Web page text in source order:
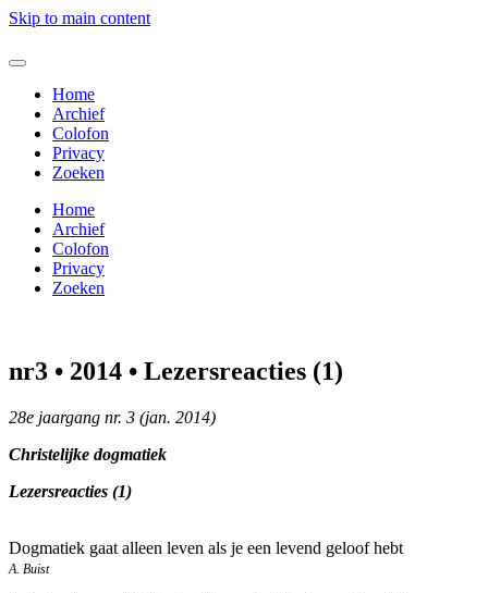
Skip to main content
Home
Archief
Colofon
Privacy
Zoeken
Home
Archief
Colofon
Privacy
Zoeken
nr3 • 2014 • Lezersreacties (1)
28e jaargang nr. 3 (jan. 2014)
Christelijke dogmatiek
Lezersreacties (1)
Dogmatiek gaat alleen leven als je een levend geloof hebt
A. Buist